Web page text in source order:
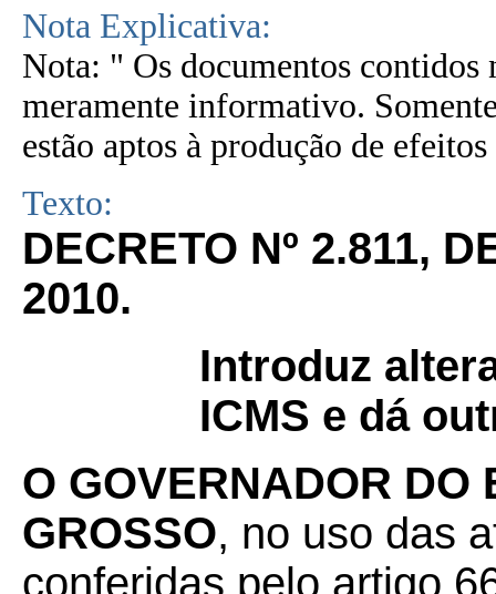
Nota Explicativa:
Nota: " Os documentos contidos
meramente informativo.
estão aptos à produção de
Texto:
DECRETO Nº 2.811,
2010.
Introduz
ICMS e dá
O GOVERNADOR DO
GROSSO, no uso das
conferidas pelo artigo